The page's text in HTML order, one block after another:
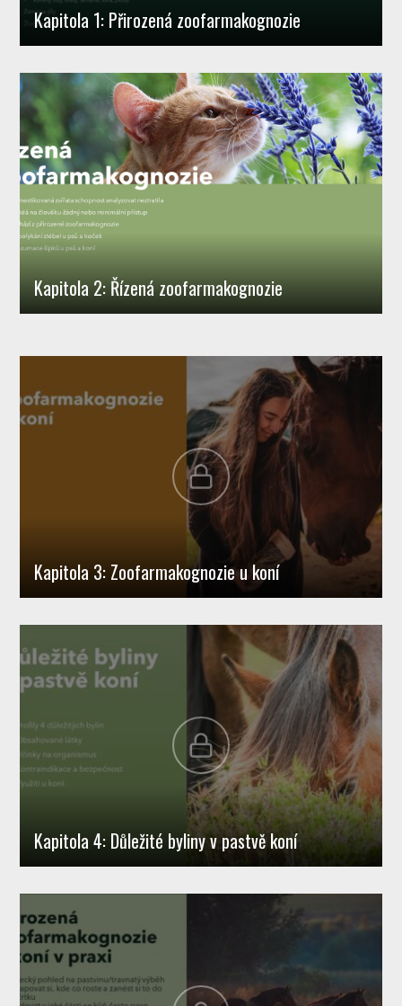
Kapitola 1: Přirozená zoofarmakognozie
Kapitola 2: Řízená zoofarmakognozie
Kapitola 3: Zoofarmakognozie u koní
Kapitola 4: Důležité byliny v pastvě koní